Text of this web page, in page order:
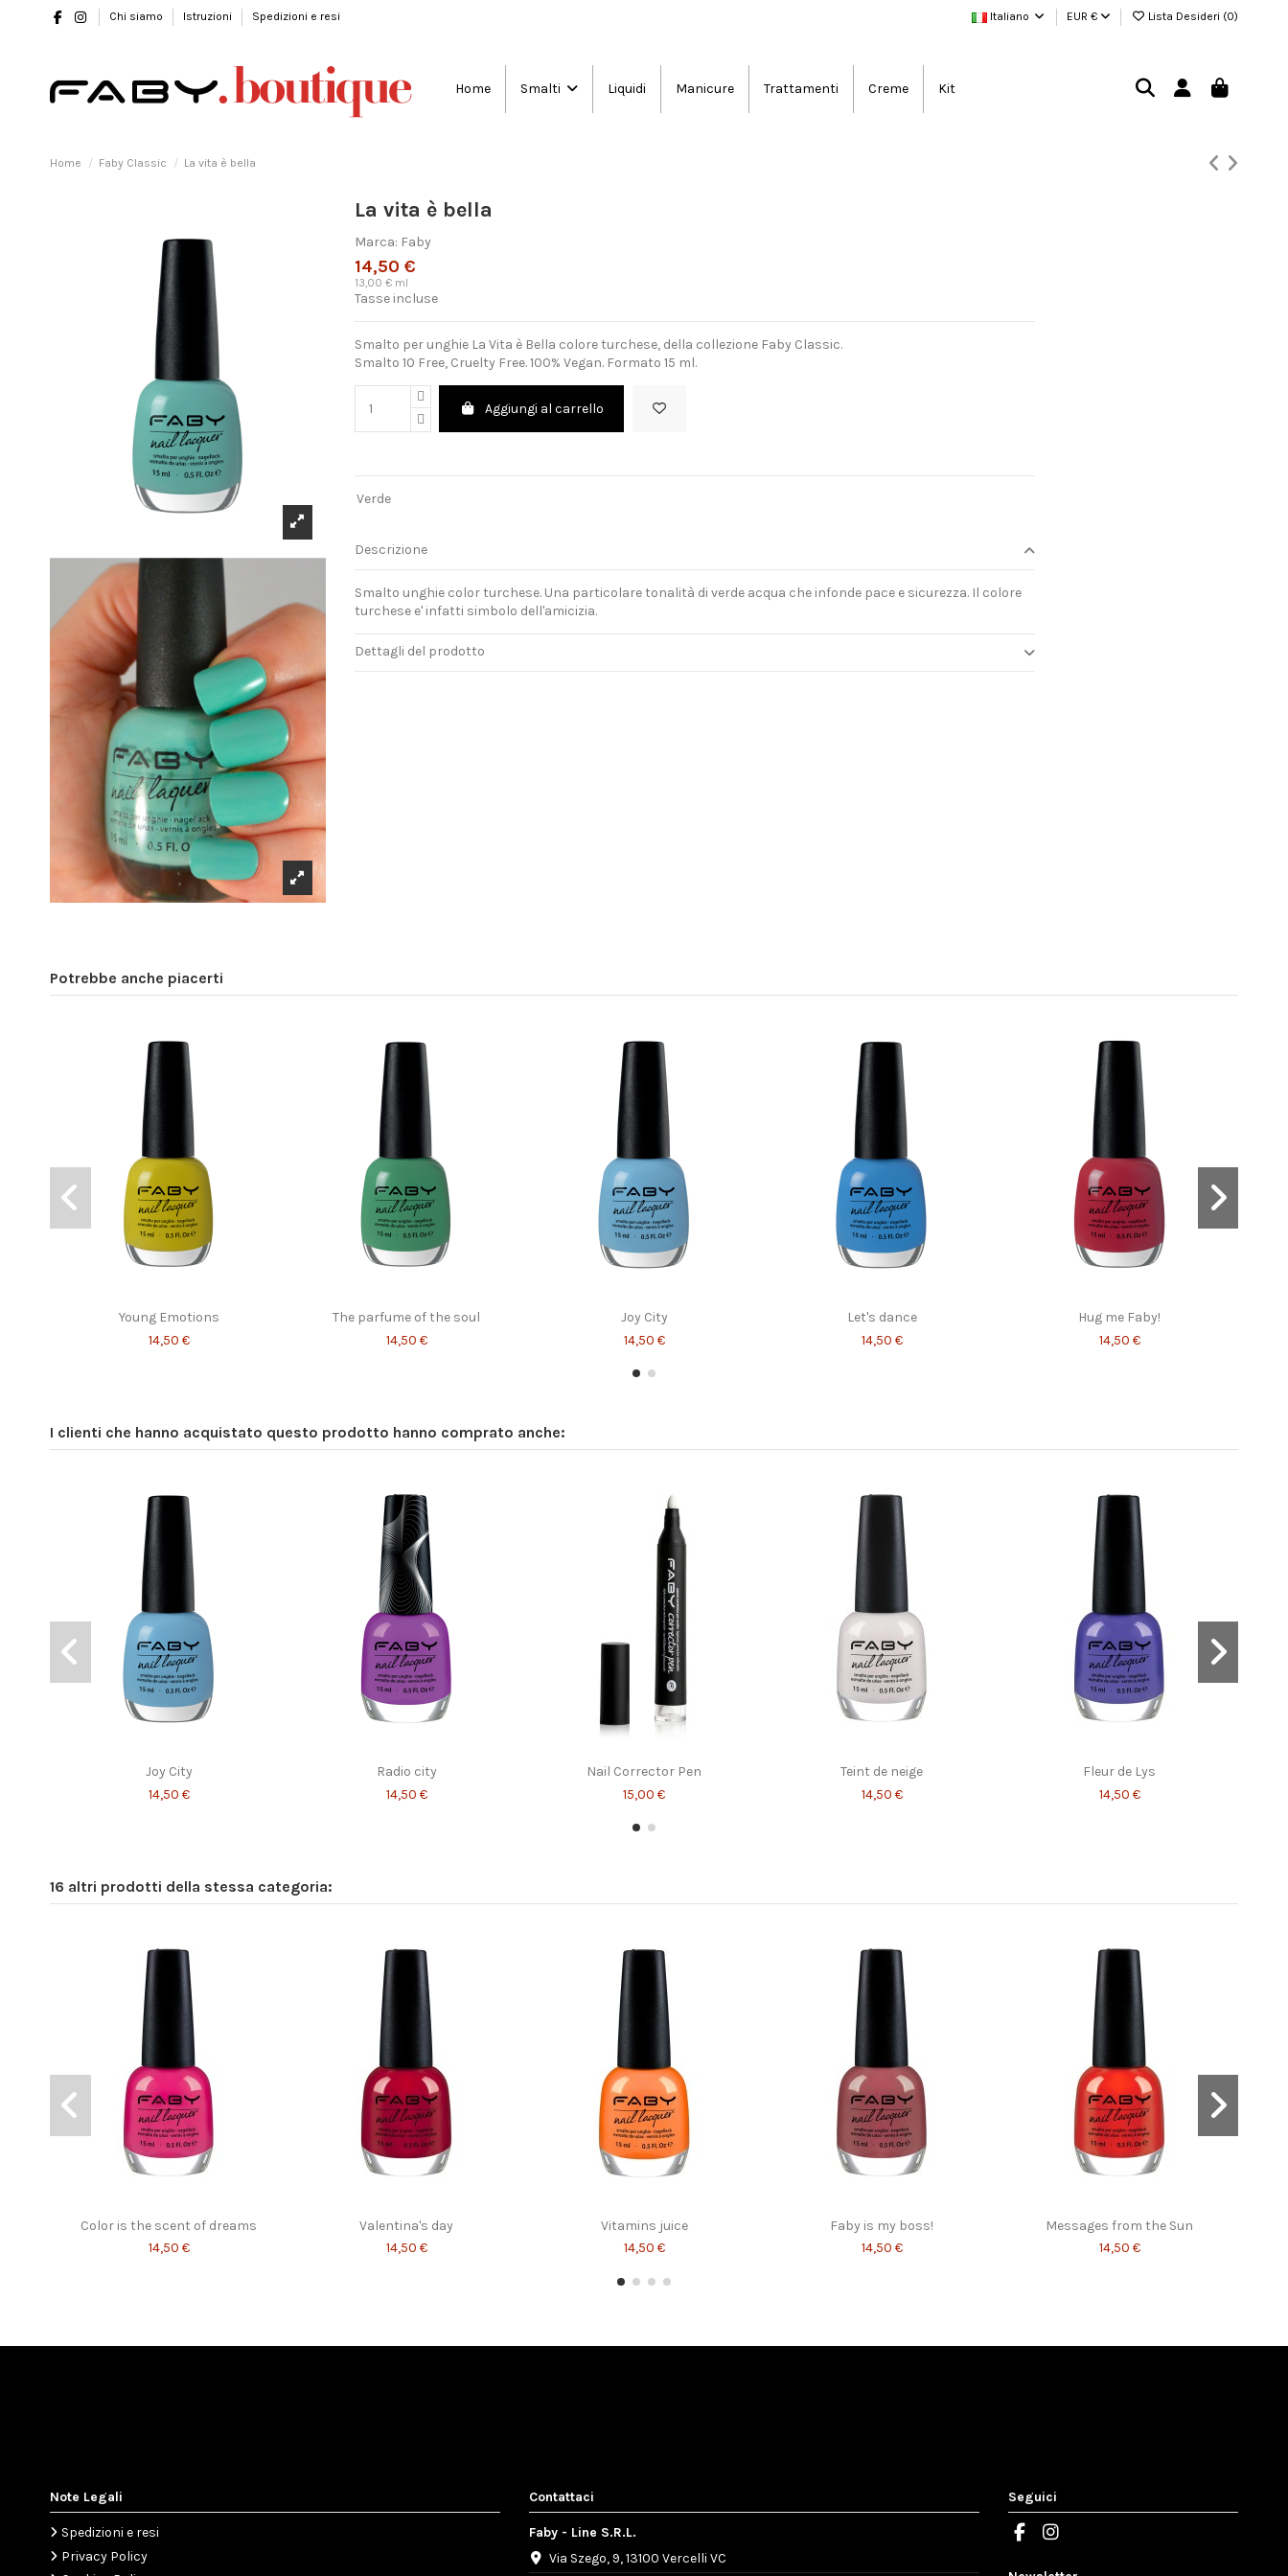
Chi siamo Istruzioni Spedizioni e resi Italiano EUR € Lista Desideri (0)
Home Smalti Liquidi Manicure Trattamenti Creme Kit
Home Faby Classic La vita è bella
La vita è bella
Marca: Faby
14,50 €
13,00 € ml
Tasse incluse
Smalto per unghie La Vita è Bella colore turchese, della collezione Faby Classic.
Smalto 10 Free, Cruelty Free. 100% Vegan. Formato 15 ml.
Aggiungi al carrello
Verde
Descrizione
Smalto unghie color turchese. Una particolare tonalità di verde acqua che infonde pace e sicurezza. Il colore
turchese e' infatti simbolo dell'amicizia.
Dettagli del prodotto
Potrebbe anche piacerti
Young Emotions
14,50 €
The parfume of the soul
14,50 €
Joy City
14,50 €
Let's dance
14,50 €
Hug me Faby!
14,50 €
I clienti che hanno acquistato questo prodotto hanno comprato anche:
Joy City
14,50 €
Radio city
14,50 €
Nail Corrector Pen
15,00 €
Teint de neige
14,50 €
Fleur de Lys
14,50 €
16 altri prodotti della stessa categoria:
Color is the scent of dreams
14,50 €
Valentina's day
14,50 €
Vitamins juice
14,50 €
Faby is my boss!
14,50 €
Messages from the Sun
14,50 €
Note Legali
Spedizioni e resi
Privacy Policy
Contattaci
Faby - Line S.R.L.
Via Szego, 9, 13100 Vercelli VC
Seguici